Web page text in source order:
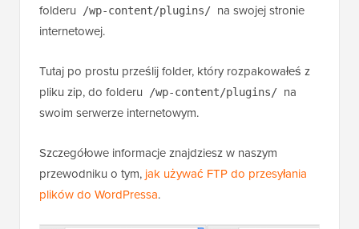
folderu
/wp-content/plugins/ na swojej stronie
internetowej.
Tutaj po prostu prześlij folder, który rozpakowałeś z
pliku zip, do folderu
/wp-content/plugins/ na
swoim serwerze internetowym.
Szczegółowe informacje znajdziesz w naszym
przewodniku o tym, jak używać FTP do przesyłania
plików do WordPressa.